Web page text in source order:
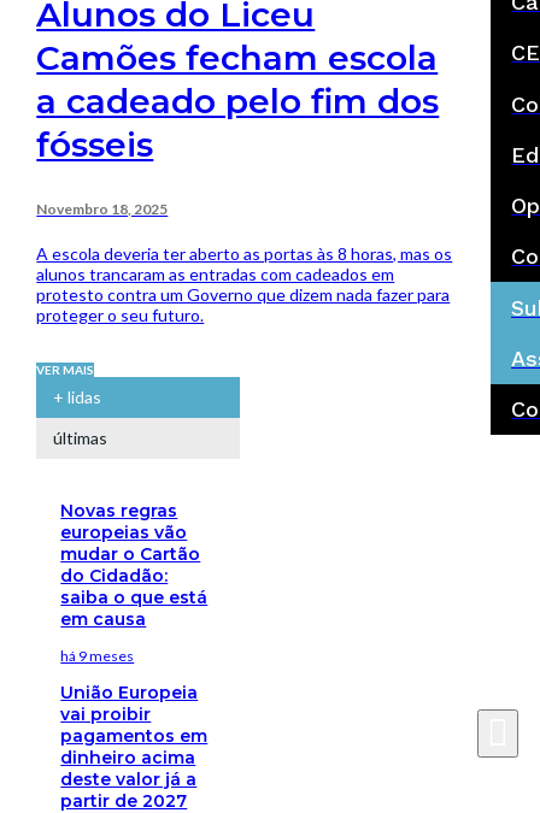
Alunos do Liceu
Camões fecham escola
a cadeado pelo fim dos
fósseis
Novembro 18, 2025
A escola deveria ter aberto as portas às 8 horas, mas os
alunos trancaram as entradas com cadeados em
protesto contra um Governo que dizem nada fazer para
proteger o seu futuro.
VER MAIS
+ lidas
últimas
Novas regras
europeias vão
mudar o Cartão
do Cidadão:
saiba o que está
em causa
há 9 meses
União Europeia
vai proibir
pagamentos em
dinheiro acima
deste valor já a
partir de 2027